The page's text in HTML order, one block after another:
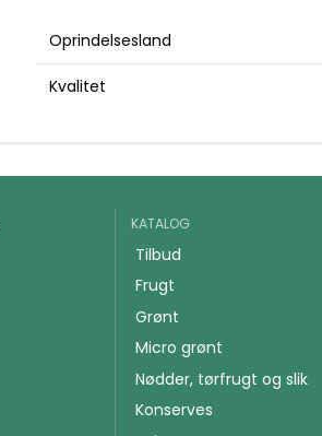
Oprindelsesland
Kvalitet
KATALOG
Tilbud
Frugt
Grønt
Micro grønt
Nødder, tørfrugt og slik
Konserves